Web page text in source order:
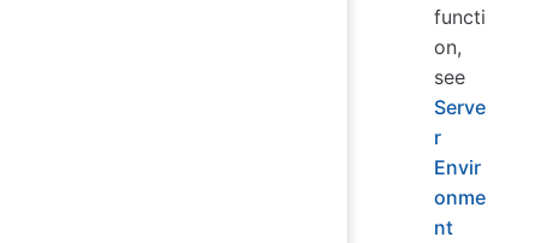
functi
on,
see
Serve
r
Envir
onme
nt